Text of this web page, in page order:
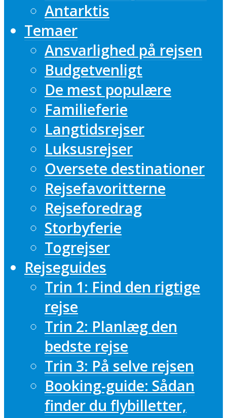
Antarktis
Temaer
Ansvarlighed på rejsen
Budgetvenligt
De mest populære
Familieferie
Langtidsrejser
Luksusrejser
Oversete destinationer
Rejsefavoritterne
Rejseforedrag
Storbyferie
Togrejser
Rejseguides
Trin 1: Find den rigtige
rejse
Trin 2: Planlæg den
bedste rejse
Trin 3: På selve rejsen
Booking-guide: Sådan
finder du flybilletter,